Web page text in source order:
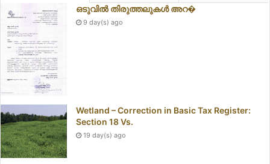
ഒടുവിൽ തിരുത്തലുകൾ അറ�
9 day(s) ago
Wetland – Correction in Basic Tax Register:
Section 18 Vs.
19 day(s) ago